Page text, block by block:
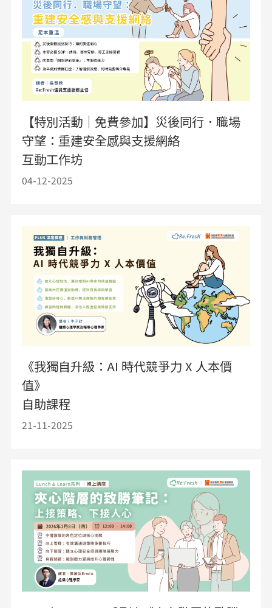
【特別活動｜免費參加】災後同行．職場
守望：重建安全感與支援網絡
互動工作坊
04-12-2025
《我獨自升級：AI 時代競爭力 X 人本價
值》
自助課程
21-11-2025